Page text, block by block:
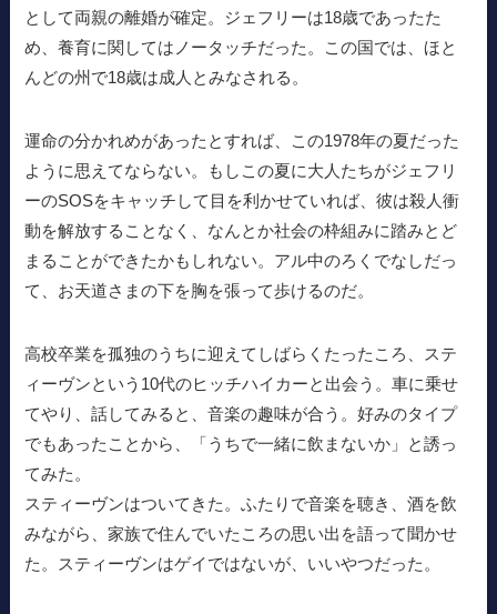
として両親の離婚が確定。ジェフリーは18歳であったた
め、養育に関してはノータッチだった。この国では、ほと
んどの州で18歳は成人とみなされる。
運命の分かれめがあったとすれば、この1978年の夏だった
ように思えてならない。もしこの夏に大人たちがジェフリ
ーのSOSをキャッチして目を利かせていれば、彼は殺人衝
動を解放することなく、なんとか社会の枠組みに踏みとど
まることができたかもしれない。アル中のろくでなしだっ
て、お天道さまの下を胸を張って歩けるのだ。
高校卒業を孤独のうちに迎えてしばらくたったころ、ステ
ィーヴンという10代のヒッチハイカーと出会う。車に乗せ
てやり、話してみると、音楽の趣味が合う。好みのタイプ
でもあったことから、「うちで一緒に飲まないか」と誘っ
てみた。
スティーヴンはついてきた。ふたりで音楽を聴き、酒を飲
みながら、家族で住んでいたころの思い出を語って聞かせ
た。スティーヴンはゲイではないが、いいやつだった。